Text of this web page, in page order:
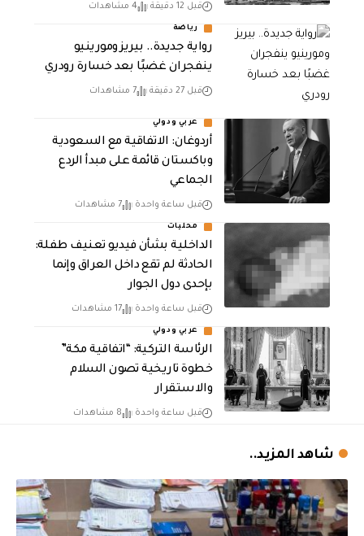
قبل 12 دقيقة 4 مشاهدات
رياضة
رواية جديدة.. بيريز ومورينيو
ينفجران غضبًا بعد خسارة رودري
قبل 27 دقيقة 7 مشاهدات
عربي ودولي
أردوغان: الاتفاقية مع السعودية
وباكستان قائمة على مبدأ الردع
الجماعي
قبل ساعة واحدة 7 مشاهدات
محليات
الداخلية بشأن فيديو تعنيف طفلة:
الحادثة لم تقع داخل العراق وإنما
بإحدى دول الجوار
قبل ساعة واحدة 17 مشاهدات
عربي ودولي
الرئاسة التركية: “اتفاقية مكة”
خطوة تاريخية تصون السلام
والاستقرار
قبل ساعة واحدة 8 مشاهدات
شاهد المزيد..